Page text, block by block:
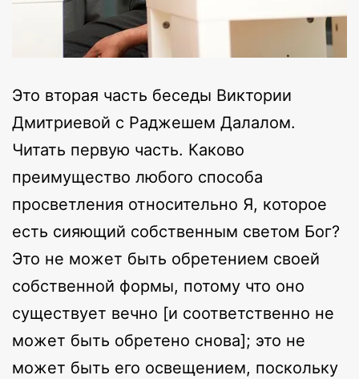
Это вторая часть беседы Виктории
Дмитриевой с Раджешем Далалом.
Читать первую часть. Каково
преимущество любого способа
просветления относительно Я, которое
есть сияющий собственным светом Бог?
Это не может быть обретением своей
собственной формы, потому что оно
существует вечно [и соответственно не
может быть обретено снова]; это не
может быть его освещением, поскольку